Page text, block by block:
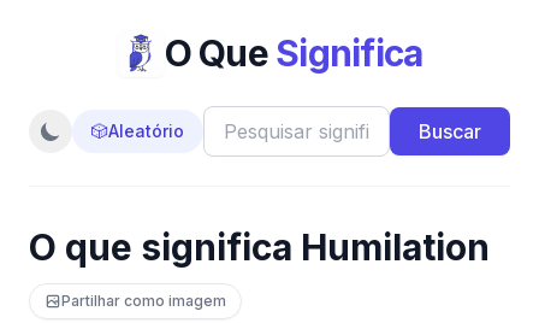
O QueSignifica
🎲Aleatório Buscar
O que significa Humilation
Partilhar como imagem